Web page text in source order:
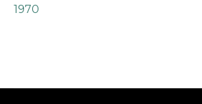
1970